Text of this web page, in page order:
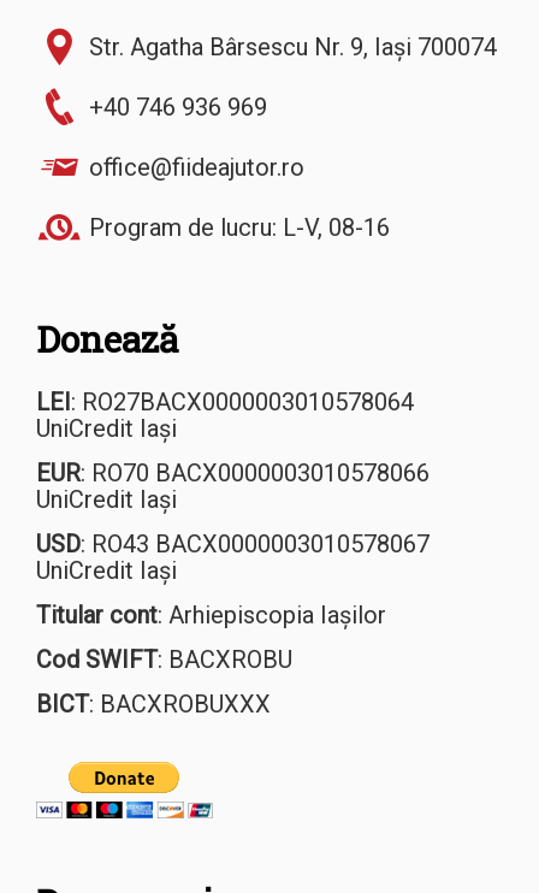
Str. Agatha Bârsescu Nr. 9, Iași 700074
+40 746 936 969
office@fiideajutor.ro
Program de lucru: L-V, 08-16
Donează
LEI: RO27BACX0000003010578064
UniCredit Iași
EUR: RO70 BACX0000003010578066
UniCredit Iași
USD: RO43 BACX0000003010578067
UniCredit Iași
Titular cont: Arhiepiscopia Iașilor
Cod SWIFT: BACXROBU
BICT: BACXROBUXXX